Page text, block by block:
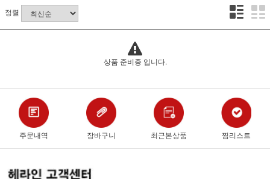
정렬
상품 준비중 입니다.
주문내역 장바구니 최근본상품 찜리스트